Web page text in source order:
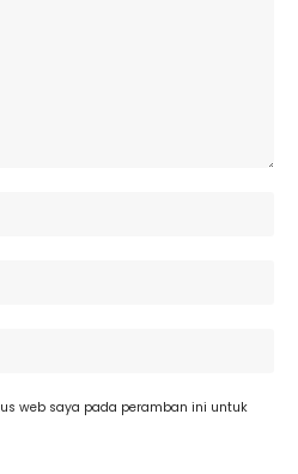
web saya pada peramban ini untuk